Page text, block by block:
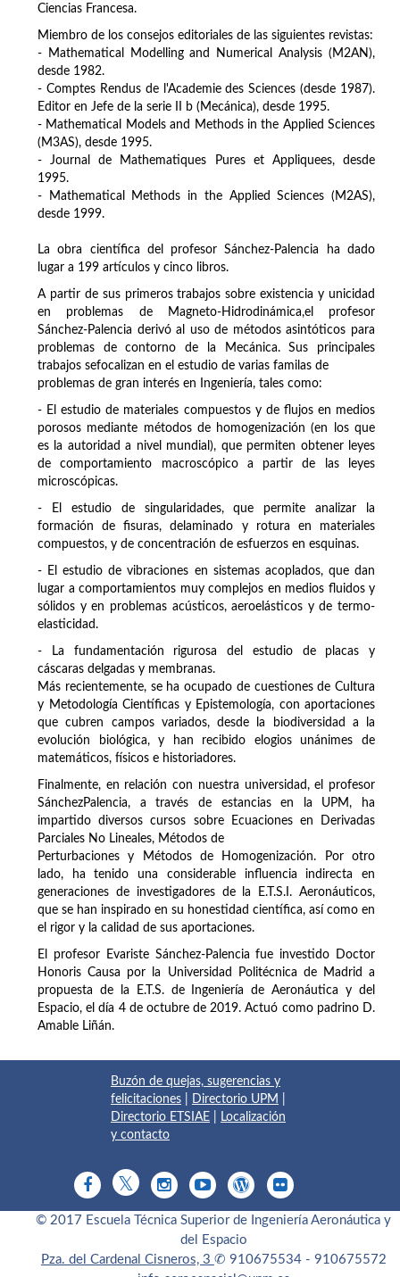
Ciencias Francesa.
Miembro de los consejos editoriales de las siguientes revistas:
- Mathematical Modelling and Numerical Analysis (M2AN),
desde 1982.
- Comptes Rendus de l'Academie des Sciences (desde 1987).
Editor en Jefe de la serie II b (Mecánica), desde 1995.
- Mathematical Models and Methods in the Applied Sciences
(M3AS), desde 1995.
- Journal de Mathematiques Pures et Appliquees, desde
1995.
- Mathematical Methods in the Applied Sciences (M2AS),
desde 1999.
La obra científica del profesor Sánchez-Palencia ha dado
lugar a 199 artículos y cinco libros.
A partir de sus primeros trabajos sobre existencia y unicidad
en problemas de Magneto-Hidrodinámica,el profesor
Sánchez-Palencia derivó al uso de métodos asintóticos para
problemas de contorno de la Mecánica. Sus principales
trabajos sefocalizan en el estudio de varias familas de
problemas de gran interés en Ingeniería, tales como:
- El estudio de materiales compuestos y de flujos en medios
porosos mediante métodos de homogenización (en los que
es la autoridad a nivel mundial), que permiten obtener leyes
de comportamiento macroscópico a partir de las leyes
microscópicas.
- El estudio de singularidades, que permite analizar la
formación de fisuras, delaminado y rotura en materiales
compuestos, y de concentración de esfuerzos en esquinas.
- El estudio de vibraciones en sistemas acoplados, que dan
lugar a comportamientos muy complejos en medios fluidos y
sólidos y en problemas acústicos, aeroelásticos y de termo-
elasticidad.
- La fundamentación rigurosa del estudio de placas y
cáscaras delgadas y membranas.
Más recientemente, se ha ocupado de cuestiones de Cultura
y Metodología Científicas y Epistemología, con aportaciones
que cubren campos variados, desde la biodiversidad a la
evolución biológica, y han recibido elogios unánimes de
matemáticos, físicos e historiadores.
Finalmente, en relación con nuestra universidad, el profesor
SánchezPalencia, a través de estancias en la UPM, ha
impartido diversos cursos sobre Ecuaciones en Derivadas
Parciales No Lineales, Métodos de
Perturbaciones y Métodos de Homogenización. Por otro
lado, ha tenido una considerable influencia indirecta en
generaciones de investigadores de la E.T.S.I. Aeronáuticos,
que se han inspirado en su honestidad científica, así como en
el rigor y la calidad de sus aportaciones.
El profesor Evariste Sánchez-Palencia fue investido Doctor
Honoris Causa por la Universidad Politécnica de Madrid a
propuesta de la E.T.S. de Ingeniería de Aeronáutica y del
Espacio, el día 4 de octubre de 2019. Actuó como padrino D.
Amable Liñán.
Buzón de quejas, sugerencias y
felicitaciones
Directorio UPM
Directorio ETSIAE
Localización
y contacto
© 2017 Escuela Técnica Superior de Ingeniería Aeronáutica y
del Espacio
Pza. del Cardenal Cisneros, 3 ✆ 910675534 - 910675572